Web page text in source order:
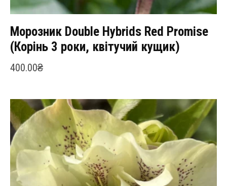
Морозник Double Hybrids Red Promise
(Корінь 3 роки, квітучий кущик)
400.00₴